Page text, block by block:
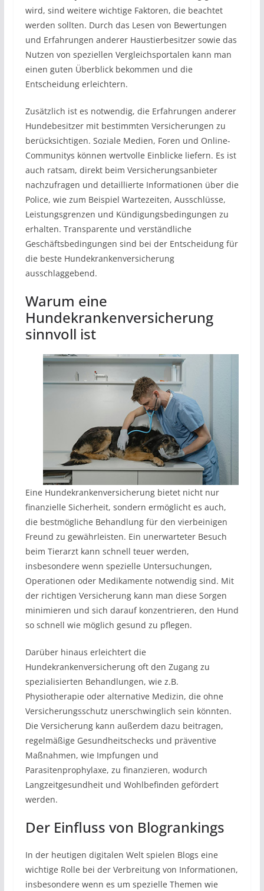
wird, sind weitere wichtige Faktoren, die beachtet
werden sollten. Durch das Lesen von Bewertungen
und Erfahrungen anderer Haustierbesitzer sowie das
Nutzen von speziellen Vergleichsportalen kann man
einen guten Überblick bekommen und die
Entscheidung erleichtern.
Zusätzlich ist es notwendig, die Erfahrungen anderer
Hundebesitzer mit bestimmten Versicherungen zu
berücksichtigen. Soziale Medien, Foren und Online-
Communitys können wertvolle Einblicke liefern. Es ist
auch ratsam, direkt beim Versicherungsanbieter
nachzufragen und detaillierte Informationen über die
Police, wie zum Beispiel Wartezeiten, Ausschlüsse,
Leistungsgrenzen und Kündigungsbedingungen zu
erhalten. Transparente und verständliche
Geschäftsbedingungen sind bei der Entscheidung für
die beste Hundekrankenversicherung
ausschlaggebend.
Warum eine
Hundekrankenversicherung
sinnvoll ist
Eine Hundekrankenversicherung bietet nicht nur
finanzielle Sicherheit, sondern ermöglicht es auch,
die bestmögliche Behandlung für den vierbeinigen
Freund zu gewährleisten. Ein unerwarteter Besuch
beim Tierarzt kann schnell teuer werden,
insbesondere wenn spezielle Untersuchungen,
Operationen oder Medikamente notwendig sind. Mit
der richtigen Versicherung kann man diese Sorgen
minimieren und sich darauf konzentrieren, den Hund
so schnell wie möglich gesund zu pflegen.
Darüber hinaus erleichtert die
Hundekrankenversicherung oft den Zugang zu
spezialisierten Behandlungen, wie z.B.
Physiotherapie oder alternative Medizin, die ohne
Versicherungsschutz unerschwinglich sein könnten.
Die Versicherung kann außerdem dazu beitragen,
regelmäßige Gesundheitschecks und präventive
Maßnahmen, wie Impfungen und
Parasitenprophylaxe, zu finanzieren, wodurch
Langzeitgesundheit und Wohlbefinden gefördert
werden.
Der Einfluss von Blogrankings
In der heutigen digitalen Welt spielen Blogs eine
wichtige Rolle bei der Verbreitung von Informationen,
insbesondere wenn es um spezielle Themen wie